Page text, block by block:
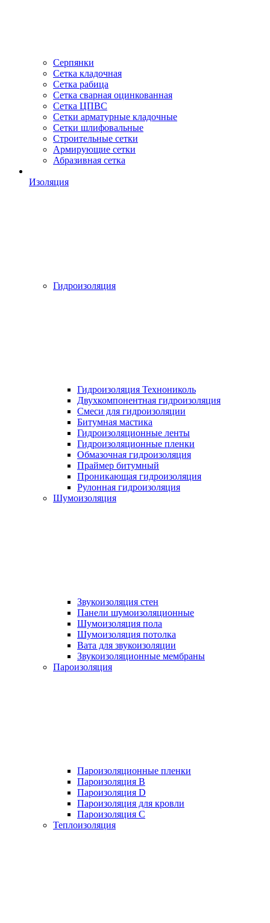
Серпянки
Сетка кладочная
Сетка рабица
Сетка сварная оцинкованная
Сетка ЦПВС
Сетки арматурные кладочные
Сетки шлифовальные
Строительные сетки
Армирующие сетки
Абразивная сетка
Изоляция
Гидроизоляция
Гидроизоляция Технониколь
Двухкомпонентная гидроизоляция
Смеси для гидроизоляции
Битумная мастика
Гидроизоляционные ленты
Гидроизоляционные пленки
Обмазочная гидроизоляция
Праймер битумный
Проникающая гидроизоляция
Рулонная гидроизоляция
Шумоизоляция
Звукоизоляция стен
Панели шумоизоляционные
Шумоизоляция пола
Шумоизоляция потолка
Вата для звукоизоляции
Звукоизоляционные мембраны
Пароизоляция
Пароизоляционные пленки
Пароизоляция B
Пароизоляция D
Пароизоляция для кровли
Пароизоляция С
Теплоизоляция